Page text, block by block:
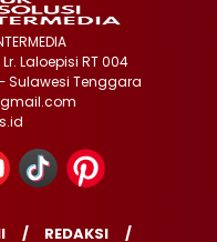
Laloepisi RT 004
Sulawesi Tenggara
REDAKSI